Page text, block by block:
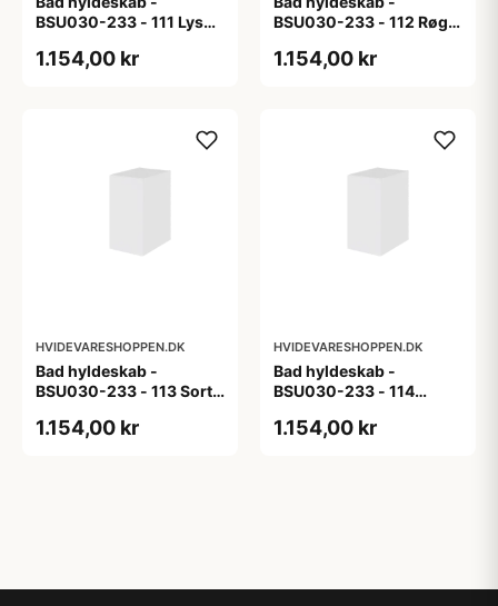
BSU030-233 - 111 Lys
1.154,00 kr
BSU030-233 - 112 Røget
1.154,00 kr
HVIDEVARESHOPPEN.DK
Bad hyldeskab -
BSU030-233 - 113 Sort
1.154,00 kr
HVIDEVARESHOPPEN.DK
Bad hyldeskab -
BSU030-233 - 114
m/eg ABS-kant
1.154,00 kr